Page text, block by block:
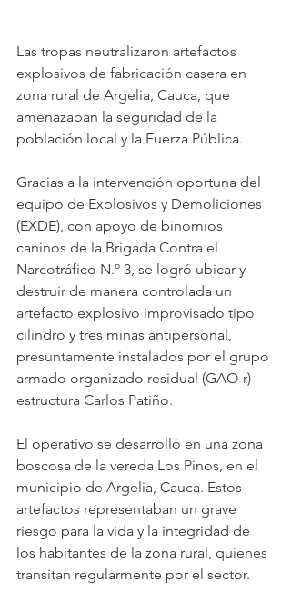
Las tropas neutralizaron artefactos
explosivos de fabricación casera en
zona rural de Argelia, Cauca, que
amenazaban la seguridad de la
población local y la Fuerza Pública.
Gracias a la intervención oportuna del
equipo de Explosivos y Demoliciones
(EXDE), con apoyo de binomios
caninos de la Brigada Contra el
Narcotráfico N.º 3, se logró ubicar y
destruir de manera controlada un
artefacto explosivo improvisado tipo
cilindro y tres minas antipersonal,
presuntamente instalados por el grupo
armado organizado residual (GAO-r)
estructura Carlos Patiño.
El operativo se desarrolló en una zona
boscosa de la vereda Los Pinos, en el
municipio de Argelia, Cauca. Estos
artefactos representaban un grave
riesgo para la vida y la integridad de
los habitantes de la zona rural, quienes
transitan regularmente por el sector.